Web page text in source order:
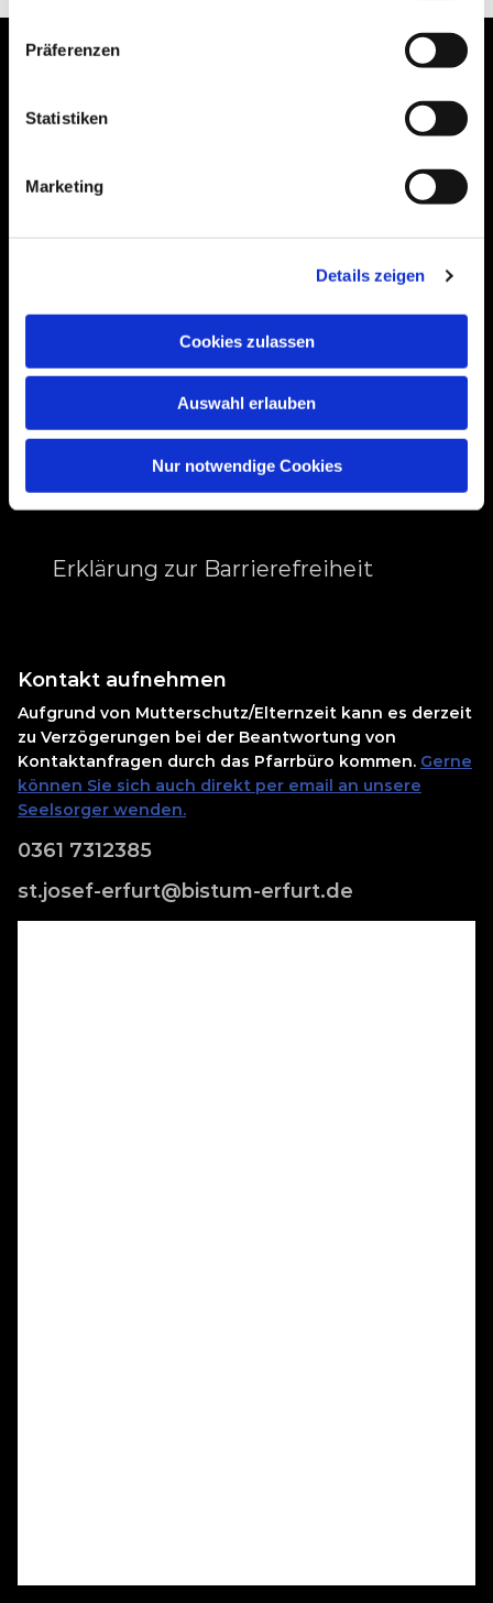
Präferenzen
Statistiken
Marketing
Details zeigen
Cookies zulassen
Auswahl erlauben
Nur notwendige Cookies
Bitte akzeptieren Sie Marketing-Cookies,
Accept cookies
Erklärung zur Barrierefreiheit
Kontakt aufnehmen
Aufgrund von Mutterschutz/Elternzeit kann es derzeit
zu Verzögerungen bei der Beantwortung von
Kontaktanfragen durch das Pfarrbüro kommen. Gerne
können Sie sich auch direkt per email an unsere
Seelsorger wenden.
0361 7312385
st.josef-erfurt@bistum-erfurt.de